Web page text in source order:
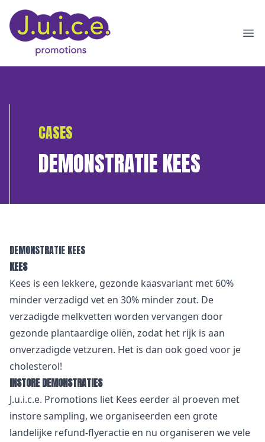
CASES
DEMONSTRATIE KEES
DEMONSTRATIE KEES
KEES
Kees is een lekkere, gezonde kaasvariant met 60%
minder verzadigd vet en 30% minder zout. De
verzadigde melkvetten worden vervangen door
gezonde plantaardige oliën, zodat het rijk is aan
onverzadigde vetzuren. Het is dan ook goed voor je
cholesterol!
INSTORE DEMONSTRATIES
J.u.i.c.e. Promotions liet Kees eerder al proeven met
instore sampling, we organiseerden een grote
landelijke refund-flyeractie en nu organiseren we vele